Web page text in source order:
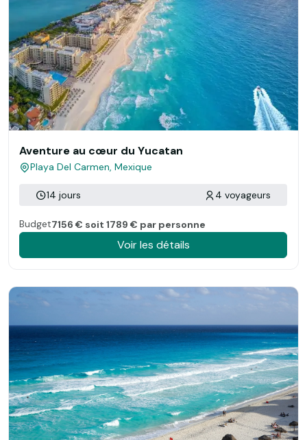
Aventure au cœur du Yucatan
Playa Del Carmen, Mexique
14 jours 4 voyageurs
Budget7156 € soit 1789 € par personne
Voir les détails